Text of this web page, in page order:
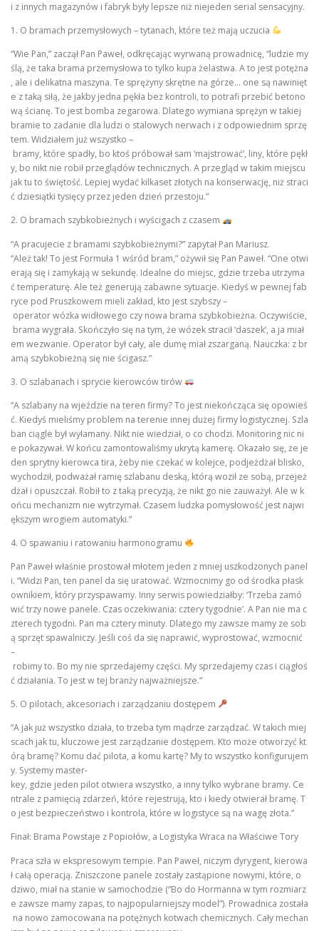
i z innych magazynów i fabryk były lepsze niż niejeden serial sensacyjny.
1. O bramach przemysłowych – tytanach, które też mają uczucia
“Wie Pan,” zaczął Pan Paweł, odkręcając wyrwaną prowadnicę, “ludzie my
ślą, że taka brama przemysłowa to tylko kupa żelastwa. A to jest potężna
, ale i delikatna maszyna. Te sprężyny skrętne na górze… one są nawinięt
e z taką siłą, że jakby jedna pękła bez kontroli, to potrafi przebić betono
wą ścianę. To jest bomba zegarowa. Dlatego wymiana sprężyn w takiej
bramie to zadanie dla ludzi o stalowych nerwach i z odpowiednim sprzę
tem. Widziałem już wszystko –
bramy, które spadły, bo ktoś próbował sam ‘majstrować’, liny, które pękł
y, bo nikt nie robił przeglądów technicznych. A przegląd w takim miejscu
jak tu to świętość. Lepiej wydać kilkaset złotych na konserwację, niż straci
ć dziesiątki tysięcy przez jeden dzień przestoju.”
2. O bramach szybkobieżnych i wyścigach z czasem
“A pracujecie z bramami szybkobieżnymi?” zapytał Pan Mariusz.
“Ależ tak! To jest Formuła 1 wśród bram,” ożywił się Pan Paweł. “One otwi
erają się i zamykają w sekundę. Idealne do miejsc, gdzie trzeba utrzyma
ć temperaturę. Ale też generują zabawne sytuacje. Kiedyś w pewnej fab
ryce pod Pruszkowem mieli zakład, kto jest szybszy –
operator wózka widłowego czy nowa brama szybkobieżna. Oczywiście,
brama wygrała. Skończyło się na tym, że wózek stracił ‘daszek’, a ja miał
em wezwanie. Operator był cały, ale dumę miał zszarganą. Nauczka: z br
amą szybkobieżną się nie ścigasz.”
3. O szlabanach i sprycie kierowców tirów
“A szlabany na wjeździe na teren firmy? To jest niekończąca się opowieś
ć. Kiedyś mieliśmy problem na terenie innej dużej firmy logistycznej. Szla
ban ciągle był wyłamany. Nikt nie wiedział, o co chodzi. Monitoring nic ni
e pokazywał. W końcu zamontowaliśmy ukrytą kamerę. Okazało się, że je
den sprytny kierowca tira, żeby nie czekać w kolejce, podjeżdżał blisko,
wychodził, podważał ramię szlabanu deską, którą woził ze sobą, przejeż
dżał i opuszczał. Robił to z taką precyzją, że nikt go nie zauważył. Ale w k
ońcu mechanizm nie wytrzymał. Czasem ludzka pomysłowość jest najwi
ększym wrogiem automatyki.”
4. O spawaniu i ratowaniu harmonogramu
Pan Paweł właśnie prostował młotem jeden z mniej uszkodzonych panel
i. “Widzi Pan, ten panel da się uratować. Wzmocnimy go od środka płask
ownikiem, który przyspawamy. Inny serwis powiedziałby: ‘Trzeba zamó
wić trzy nowe panele. Czas oczekiwania: cztery tygodnie’. A Pan nie ma c
zterech tygodni. Pan ma cztery minuty. Dlatego my zawsze mamy ze sob
ą sprzęt spawalniczy. Jeśli coś da się naprawić, wyprostować, wzmocnić
–
robimy to. Bo my nie sprzedajemy części. My sprzedajemy czas i ciągłoś
ć działania. To jest w tej branży najważniejsze.”
5. O pilotach, akcesoriach i zarządzaniu dostępem
“A jak już wszystko działa, to trzeba tym mądrze zarządzać. W takich miej
scach jak tu, kluczowe jest zarządzanie dostępem. Kto może otworzyć kt
órą bramę? Komu dać pilota, a komu kartę? My to wszystko konfigurujem
y. Systemy master-
key, gdzie jeden pilot otwiera wszystko, a inny tylko wybrane bramy. Ce
ntrale z pamięcią zdarzeń, które rejestrują, kto i kiedy otwierał bramę. T
o jest bezpieczeństwo i kontrola, które w logistyce są na wagę złota.”
Finał: Brama Powstaje z Popiołów, a Logistyka Wraca na Właściwe Tory
Praca szła w ekspresowym tempie. Pan Paweł, niczym dyrygent, kierowa
ł całą operacją. Zniszczone panele zostały zastąpione nowymi, które, o
dziwo, miał na stanie w samochodzie (“Bo do Hormanna w tym rozmiarz
e zawsze mamy zapas, to najpopularniejszy model”). Prowadnica została
na nowo zamocowana na potężnych kotwach chemicznych. Cały mechan